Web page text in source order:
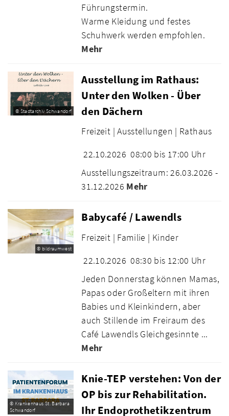
Führungstermin.
Warme Kleidung und festes
Schuhwerk werden empfohlen.
Mehr
© Stadtarchiv Schwandorf
Ausstellung im Rathaus:
Unter den Wolken - Über
den Dächern
Freizeit | Ausstellungen | Rathaus
22.10.2026 08:00 bis 17:00 Uhr
Ausstellungszeitraum: 26.03.2026 -
31.12.2026 Mehr
© bildraumwest
Babycafé / Lawendls
Freizeit | Familie | Kinder
22.10.2026 08:30 bis 12:00 Uhr
Jeden Donnerstag können Mamas,
Papas oder Großeltern mit ihren
Babies und Kleinkindern, aber
auch Stillende im Freiraum des
Café Lawendls Gleichgesinnte ...
Mehr
© Krankenhaus St. Barbara
Schwandorf
Knie-TEP verstehen: Von der
OP bis zur Rehabilitation.
Ihr Endoprothetikzentrum